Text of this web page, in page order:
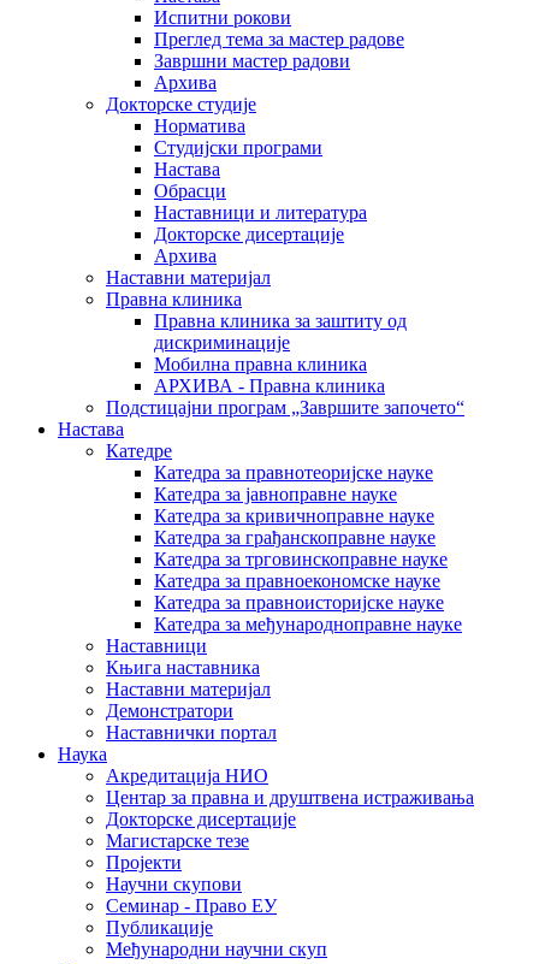
Испитни рокови
Преглед тема за мастер радове
Завршни мастер радови
Архива
Докторске студије
Норматива
Студијски програми
Настава
Обрасци
Наставници и литература
Докторске дисертације
Архива
Наставни материјал
Правна клиника
Правна клиника за заштиту од
дискриминације
Мобилна правна клиника
АРХИВА - Правна клиника
Подстицајни програм „Завршите започето“
Настава
Катедре
Катедра за правнотеоријске науке
Катедра за јавноправне науке
Катедра за кривичноправне науке
Катедра за грађанскоправне науке
Катедра за трговинскоправне науке
Катедра за правноекономске науке
Катедра за правноисторијске науке
Катедра за међународноправне науке
Наставници
Књига наставника
Наставни материјал
Демонстратори
Наставнички портал
Наука
Акредитација НИО
Центар за правна и друштвена истраживања
Докторске дисертације
Магистарске тезе
Пројекти
Научни скупови
Семинар - Право ЕУ
Публикације
Међународни научни скуп